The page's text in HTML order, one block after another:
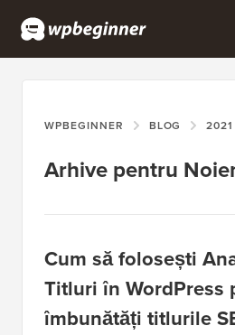
WPBEGINNER BLOG 2021
Arhive pentru
Cum să folosești
Titluri în WordPress
îmbunătăți titlurile